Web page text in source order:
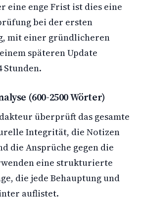
eine enge Frist ist dies eine
bei der ersten
mit einer gründlicheren
späteren Update
Stunden.
(600-2500 Wörter)
überprüft das gesamte
Integrität, die Notizen
die Ansprüche gegen die
eine strukturierte
die jede Behauptung und
auflistet.